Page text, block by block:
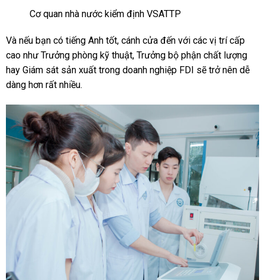
Cơ quan nhà nước kiểm định VSATTP
Và nếu bạn có tiếng Anh tốt, cánh cửa đến với các vị trí cấp
cao như Trưởng phòng kỹ thuật, Trưởng bộ phận chất lượng
hay Giám sát sản xuất trong doanh nghiệp FDI sẽ trở nên dễ
dàng hơn rất nhiều.